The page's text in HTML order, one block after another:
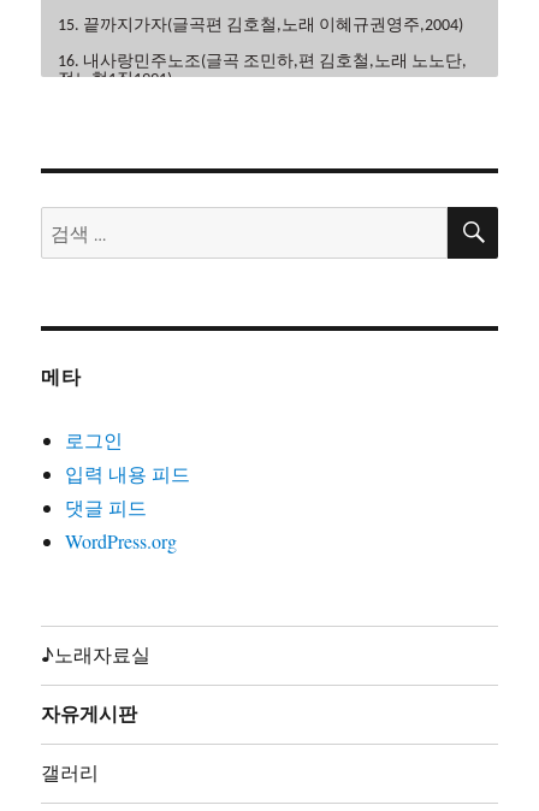
15. 끝까지가자(글곡편 김호철,노래 이혜규권영주,2004)
16. 내사랑민주노조(글곡 조민하,편 김호철,노래 노노단,
전노협1집1991)
의소리2006)
19. 노동악법철폐가(글곡편 김호철,노래 노노단,전노협2
집1992)
20. 노동의땅에(글곡편 김호철,노래 박은영,박은영1집
23. 노동자선언(글곡 김호철,노래 꽃다지,노가공1995)
호철,노래 지민주,2013)
27. 농민가(곡편 김호철,노래 합창,노동의소리2006)
31. 동지(글곡 박철환,편 김호철,노래 합창,노동의소리
2006)
32. 동지가있기에(글곡편 김호철,노래 박준,박준2집2003)
33. 동지의발자욱(글곡편 김호철,노래 노노단,전노협1집
검
색:
검
메타
로그인
입력 내용 피드
댓글 피드
WordPress.org
♪노래자료실
자유게시판
갤러리